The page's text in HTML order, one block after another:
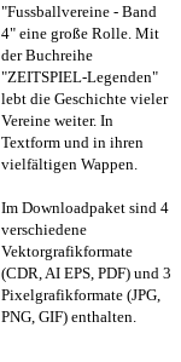
"Fussballvereine - Band
4" eine große Rolle. Mit
der Buchreihe
"ZEITSPIEL-Legenden"
lebt die Geschichte vieler
Vereine weiter. In
Textform und in ihren
vielfältigen Wappen.
Im Downloadpaket sind 4
verschiedene
Vektorgrafikformate
(CDR, AI EPS, PDF) und 3
Pixelgrafikformate (JPG,
PNG, GIF) enthalten.